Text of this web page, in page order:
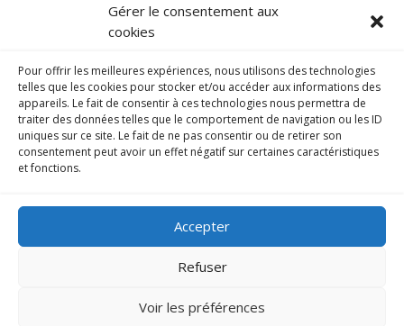
Gérer le consentement aux
cookies
Pour offrir les meilleures expériences, nous utilisons des technologies
telles que les cookies pour stocker et/ou accéder aux informations des
appareils. Le fait de consentir à ces technologies nous permettra de
traiter des données telles que le comportement de navigation ou les ID
uniques sur ce site. Le fait de ne pas consentir ou de retirer son
consentement peut avoir un effet négatif sur certaines caractéristiques
et fonctions.
Accepter
Refuser
Voir les préférences
Transmission des outils: RD en prise de
notes & envoi du fichier audio
Compte tenu du nombre et de la
diversité des participants,